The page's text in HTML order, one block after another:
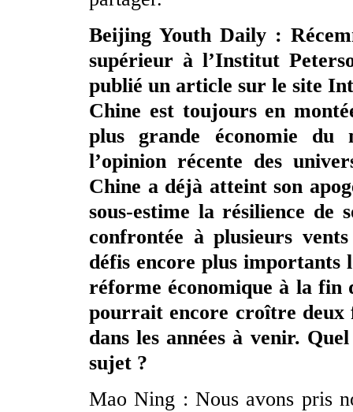
Beijing Youth Daily :
supérieur à l’Institut
publié un article sur le site
Chine est toujours en
plus grande économie du
l’opinion récente des
Chine a déjà atteint son
sous-estime la résilience de
confrontée à plusieurs
défis encore plus importants
réforme économique à la fin
pourrait encore croître deux
dans les années à venir.
sujet ?
Mao Ning : Nous avons pris